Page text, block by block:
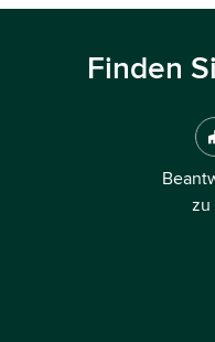
Finden
zu